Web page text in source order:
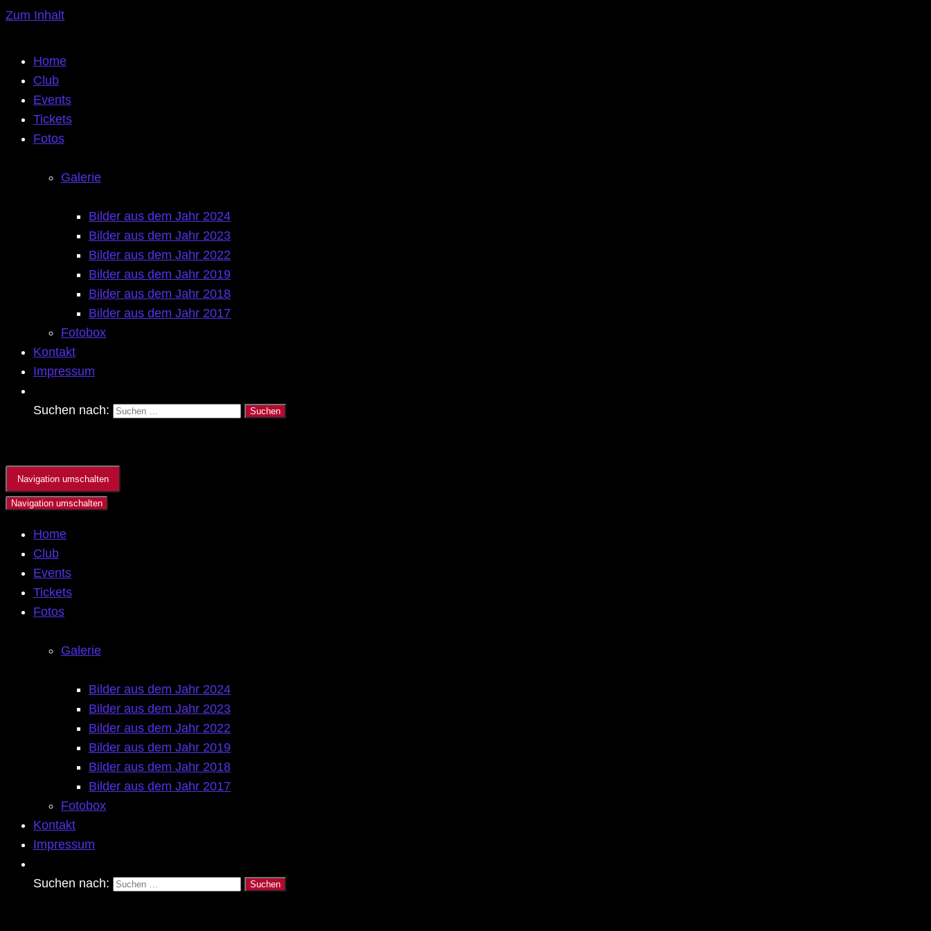
Zum Inhalt
Home
Club
Events
Tickets
Fotos
Galerie
Bilder aus dem Jahr 2024
Bilder aus dem Jahr 2023
Bilder aus dem Jahr 2022
Bilder aus dem Jahr 2019
Bilder aus dem Jahr 2018
Bilder aus dem Jahr 2017
Fotobox
Kontakt
Impressum
Suchen nach:
Navigation umschalten
Navigation umschalten
Home
Club
Events
Tickets
Fotos
Galerie
Bilder aus dem Jahr 2024
Bilder aus dem Jahr 2023
Bilder aus dem Jahr 2022
Bilder aus dem Jahr 2019
Bilder aus dem Jahr 2018
Bilder aus dem Jahr 2017
Fotobox
Kontakt
Impressum
Suchen nach: